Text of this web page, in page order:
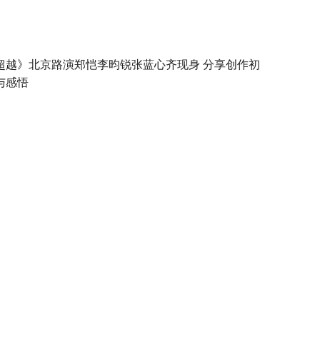
越》北京路演郑恺李昀锐张蓝心齐现身 分享创作初
感悟